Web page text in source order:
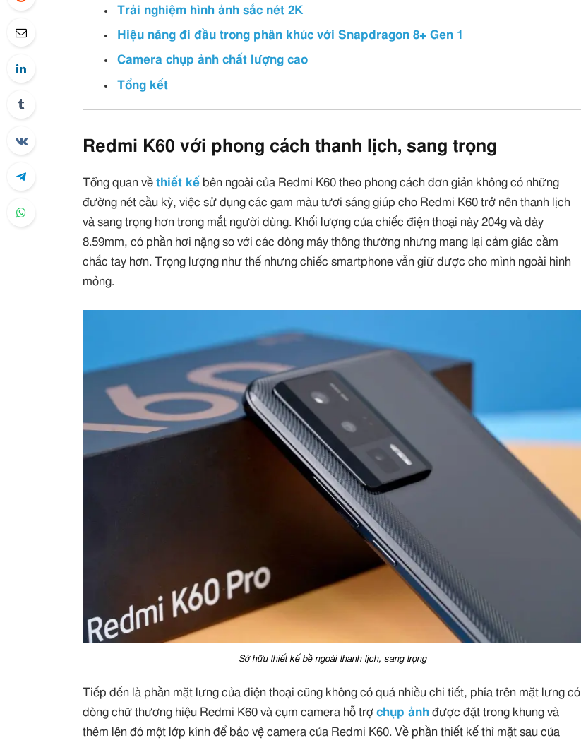
Trải nghiệm hình ảnh sắc nét 2K
Hiệu năng đi đầu trong phân khúc với Snapdragon 8+ Gen 1
Camera chụp ảnh chất lượng cao
Tổng kết
Redmi K60 với phong cách thanh lịch, sang trọng
Tổng quan vềthiết kế bên ngoài của Redmi K60 theo phong cách đơn giản không có những
đường nét cầu kỳ, việc sử dụng các gam màu tươi sáng giúp cho Redmi K60 trở nên thanh lịch
và sang trọng hơn trong mắt người dùng. Khối lượng của chiếc điện thoại này 204g và dày
8.59mm, có phần hơi nặng so với các dòng máy thông thường nhưng mang lại cảm giác cầm
chắc tay hơn. Trọng lượng như thế nhưng chiếc smartphone vẫn giữ được cho mình ngoài hình
mỏng.
Sở hữu thiết kế bề ngoài thanh lịch, sang trọng
Tiếp đến là phần mặt lưng của điện thoại cũng không có quá nhiều chi tiết, phía trên mặt lưng có
dòng chữ thương hiệu Redmi K60 và cụm camera hỗ trợchụp ảnh được đặt trong khung và
thêm lên đó một lớp kính để bảo vệ camera của Redmi K60. Về phần thiết kế thì mặt sau của